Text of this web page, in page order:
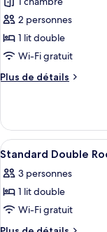
Standard,
fumeurs
photos
pour
ce
type
chambre :
Standard,
non-
fumeurs
2 personnes
1 lit double
Wi-Fi gratuit
Plus de détails
Plus
le
type
de
Chambre
Double
non-
fumeurs
Afficher
toutes
les
photos
pour
ce
8
Standard Double
3 personnes
1 lit double
Wi-Fi gratuit